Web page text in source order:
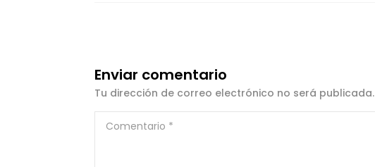
Enviar comentario
Tu dirección de correo electrónico no será publicada.